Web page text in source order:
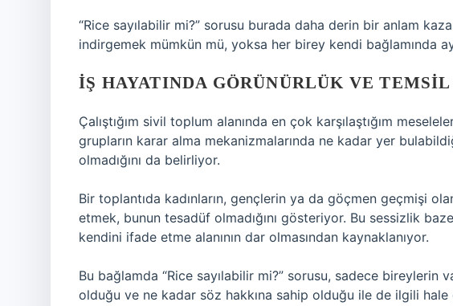
“Rice sayılabilir mi?” sorusu burada daha derin bir anlam
indirgemek mümkün mü, yoksa her birey kendi bağlamında
İŞ HAYATINDA GÖRÜNÜRLÜK VE
Çalıştığım sivil toplum alanında en çok karşılaştığım
grupların karar alma mekanizmalarında ne kadar yer
olmadığını da belirliyor.
Bir toplantıda kadınların, gençlerin ya da göçmen geçmişi
etmek, bunun tesadüf olmadığını gösteriyor. Bu sessizlik
kendini ifade etme alanının dar olmasından kaynaklanıyor.
Bu bağlamda “Rice sayılabilir mi?” sorusu, sadece bireylerin
olduğu ve ne kadar söz hakkına sahip olduğu ile de ilgili hale